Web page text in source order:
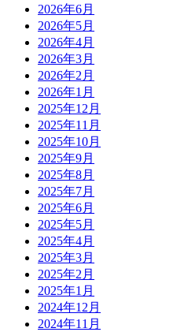
2026年6月
2026年5月
2026年4月
2026年3月
2026年2月
2026年1月
2025年12月
2025年11月
2025年10月
2025年9月
2025年8月
2025年7月
2025年6月
2025年5月
2025年4月
2025年3月
2025年2月
2025年1月
2024年12月
2024年11月